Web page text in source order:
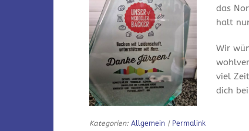
das
halt
Wir
viel
dich
Kategorien:Allgemein | Permalink